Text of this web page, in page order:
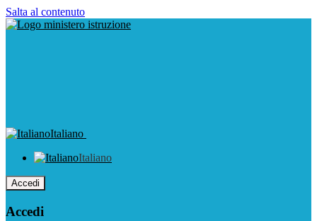
Salta al contenuto
Italiano
Italiano
Accedi
Accedi